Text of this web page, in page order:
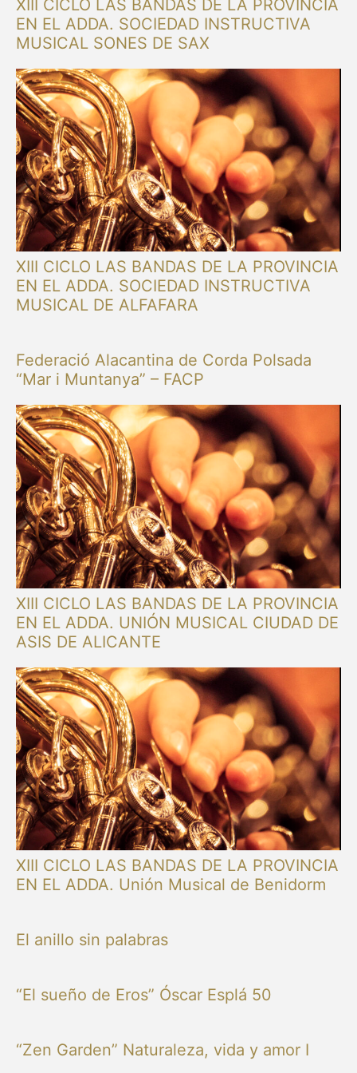
XIII CICLO LAS BANDAS DE LA PROVINCIA
EN EL ADDA. SOCIEDAD INSTRUCTIVA
MUSICAL SONES DE SAX
XIII CICLO LAS BANDAS DE LA PROVINCIA
EN EL ADDA. SOCIEDAD INSTRUCTIVA
MUSICAL DE ALFAFARA
Federació Alacantina de Corda Polsada
“Mar i Muntanya” – FACP
XIII CICLO LAS BANDAS DE LA PROVINCIA
EN EL ADDA. UNIÓN MUSICAL CIUDAD DE
ASIS DE ALICANTE
XIII CICLO LAS BANDAS DE LA PROVINCIA
EN EL ADDA. Unión Musical de Benidorm
El anillo sin palabras
“El sueño de Eros” Óscar Esplá 50
“Zen Garden” Naturaleza, vida y amor I